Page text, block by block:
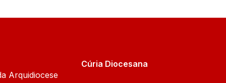
Arquidiocese
Cúria Diocesana